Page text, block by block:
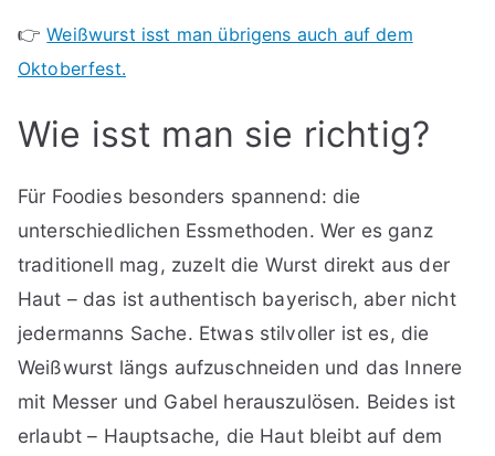
👉Weißwurst isst man übrigens auch auf dem
Oktoberfest.
Wie isst man sie richtig?
Für Foodies besonders spannend: die
unterschiedlichen Essmethoden. Wer es ganz
traditionell mag, zuzelt die Wurst direkt aus der
Haut – das ist authentisch bayerisch, aber nicht
jedermanns Sache. Etwas stilvoller ist es, die
Weißwurst längs aufzuschneiden und das Innere
mit Messer und Gabel herauszulösen. Beides ist
erlaubt – Hauptsache, die Haut bleibt auf dem